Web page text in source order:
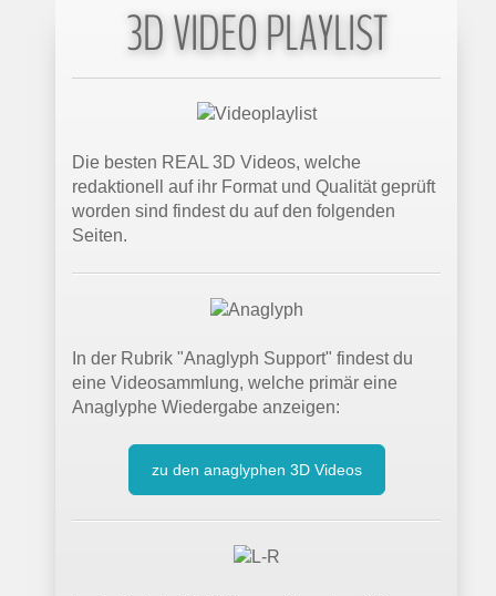
3D VIDEO PLAYLIST
Die besten REAL 3D Videos, welche
redaktionell auf ihr Format und Qualität geprüft
worden sind findest du auf den folgenden
Seiten.
In der Rubrik "Anaglyph Support" findest du
eine Videosammlung, welche primär eine
Anaglyphe Wiedergabe anzeigen:
zu den anaglyphen 3D Videos